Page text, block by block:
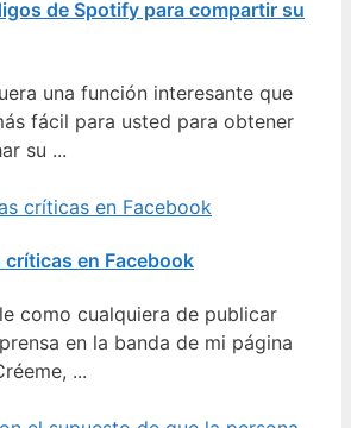
de Spotify para compartir su
una función interesante que
fácil para usted para obtener
su ...
críticas en Facebook
como cualquiera de publicar
en la banda de mi página
...